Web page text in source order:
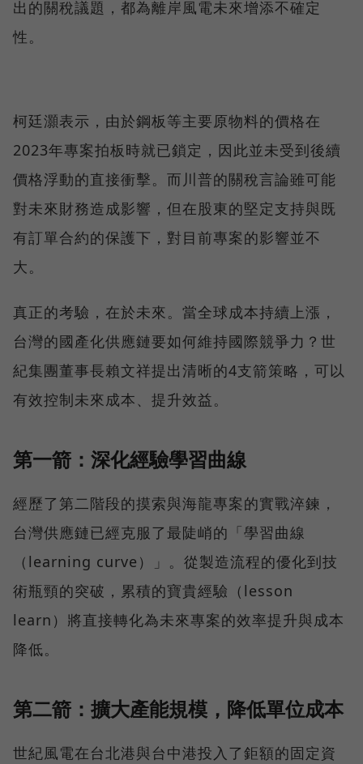
出的關稅議題，都為離岸風電未來增添不確定
性。
柯廷灝表示，由於鋼板等主要原物料的價格在
2023年專案拍板時就已鎖定，因此並未受到後續
價格浮動的直接衝擊。而川普的關稅言論雖可能
對未來財務造成影響，但在股東的堅定支持與既
有訂單合約的保護下，對目前專案的影響並不
大。
真正的考驗，在於未來。當全球成本持續上漲，
台灣的國產化供應鏈要如何維持國際競爭力？世
紀集團董事長賴文祥提出清晰的4支箭策略，可以
有效控制未來成本、提升效益。
第一箭：深化經驗學習曲線
經歷了第二階段的摸索與海龍專案的實戰淬鍊，
台灣供應鏈已經克服了最陡峭的「學習曲線
（learning curve）」。從製造流程的優化到技
術瓶頸的突破，累積的寶貴經驗（lesson
learn）將直接轉化為未來專案的效率提升與成本
降低。
第二箭：擴大產能規模，降低單位成本
世紀風電在台北港與台中港投入了鉅額的固定資